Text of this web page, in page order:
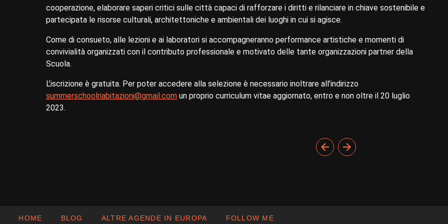
cooperazione, elaborare saperi critici sulle città capaci di rafforzare i diritti e rilanciare in chiave sostenibile e
partecipata le risorse culturali, architettoniche e ambientali dei luoghi in cui si agisce.
Come di consueto, alle lezioni e ai laboratori si accompagneranno performance artistiche e momenti di
convivialità organizzati con il contributo professionale e motivato delle tante organizzazioni partner della
Scuola.
L’iscrizione è gratuita. Per poter accedere alla selezione è necessario inoltrare all’indirizzo
summerschoolriabitazioni@gmail.com un proprio curriculum vitae aggiornato, entro e non oltre il 20 luglio
2023.
HOME BLOG ALTRE AGENDE IN EUROPA FOLLOW ME